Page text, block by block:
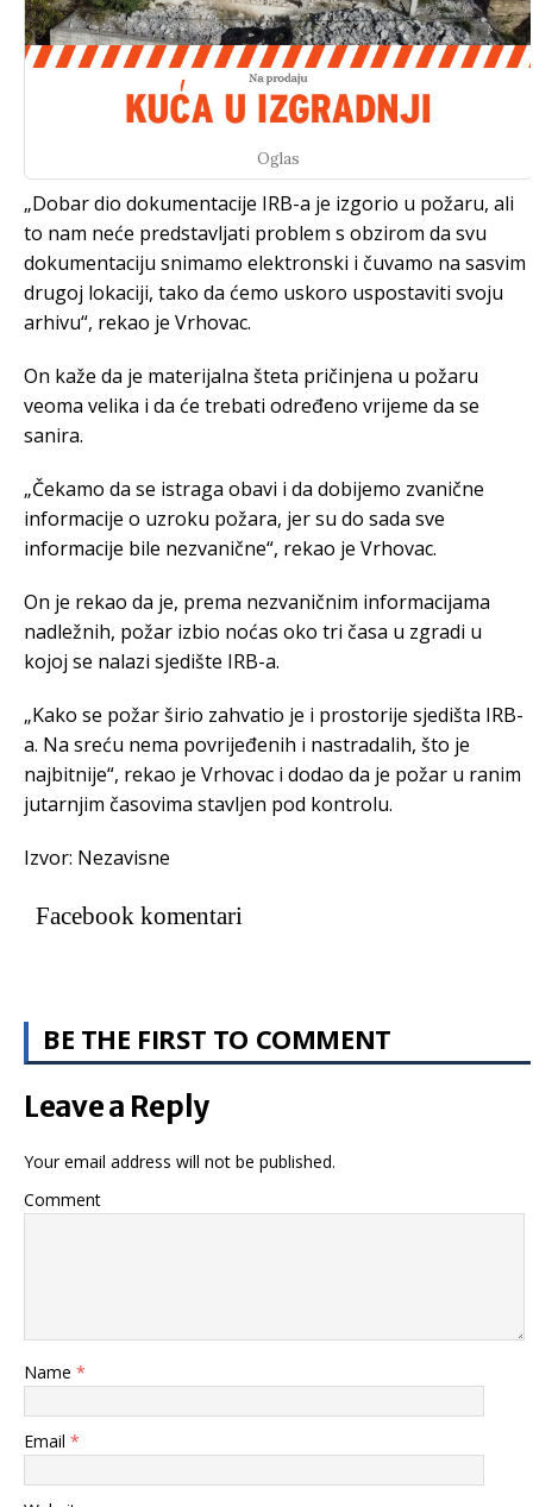
Oglas
„Dobar dio dokumentacije IRB-a je izgorio u požaru, ali
to nam neće predstavljati problem s obzirom da svu
dokumentaciju snimamo elektronski i čuvamo na sasvim
drugoj lokaciji, tako da ćemo uskoro uspostaviti svoju
arhivu“, rekao je Vrhovac.
On kaže da je materijalna šteta pričinjena u požaru
veoma velika i da će trebati određeno vrijeme da se
sanira.
„Čekamo da se istraga obavi i da dobijemo zvanične
informacije o uzroku požara, jer su do sada sve
informacije bile nezvanične“, rekao je Vrhovac.
On je rekao da je, prema nezvaničnim informacijama
nadležnih, požar izbio noćas oko tri časa u zgradi u
kojoj se nalazi sjedište IRB-a.
„Kako se požar širio zahvatio je i prostorije sjedišta IRB-
a. Na sreću nema povrijeđenih i nastradalih, što je
najbitnije“, rekao je Vrhovac i dodao da je požar u ranim
jutarnjim časovima stavljen pod kontrolu.
Izvor: Nezavisne
Facebook komentari
BE THE FIRST TO COMMENT
Leave a Reply
Your email address will not be published.
Comment
Name *
Email *